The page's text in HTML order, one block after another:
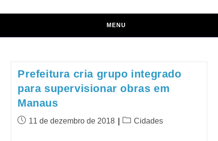
MENU
Prefeitura cria grupo integrado
para supervisionar obras em
Manaus
11 de dezembro de 2018 Cidades